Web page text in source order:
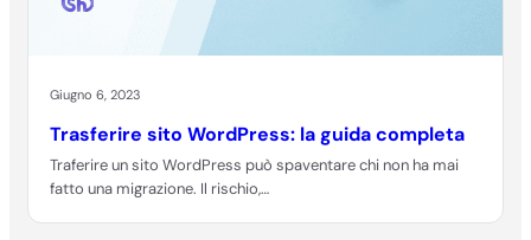
Giugno 6, 2023
Trasferire sito WordPress: la guida completa
Traferire un sito WordPress può spaventare chi non ha mai
fatto una migrazione. Il rischio,…